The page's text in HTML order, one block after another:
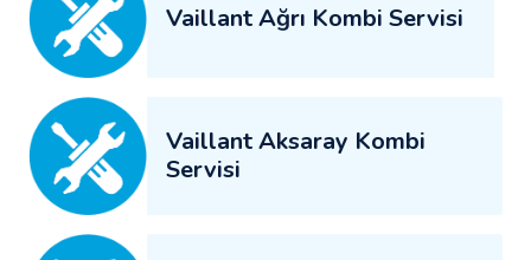
Vaillant Ağrı Kombi Servisi
Vaillant Aksaray Kombi
Servisi